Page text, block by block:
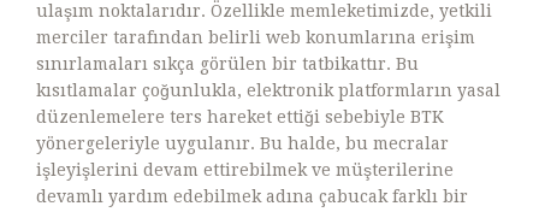
ulaşım noktalarıdır. Özellikle memleketimizde, yetkili
merciler tarafından belirli web konumlarına erişim
sınırlamaları sıkça görülen bir tatbikattır. Bu
kısıtlamalar çoğunlukla, elektronik platformların yasal
düzenlemelere ters hareket ettiği sebebiyle BTK
yönergeleriyle uygulanır. Bu halde, bu mecralar
işleyişlerini devam ettirebilmek ve müşterilerine
devamlı yardım edebilmek adına çabucak farklı bir